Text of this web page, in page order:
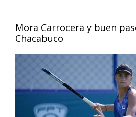
Mora Carrocera y buen
Chacabuco